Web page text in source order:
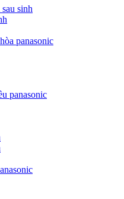
sinh
panasonic
panasonic